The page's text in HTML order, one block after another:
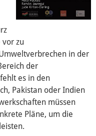
zu
in der
der
es in den
Pakistan oder Indien
müssen
Pläne, um die